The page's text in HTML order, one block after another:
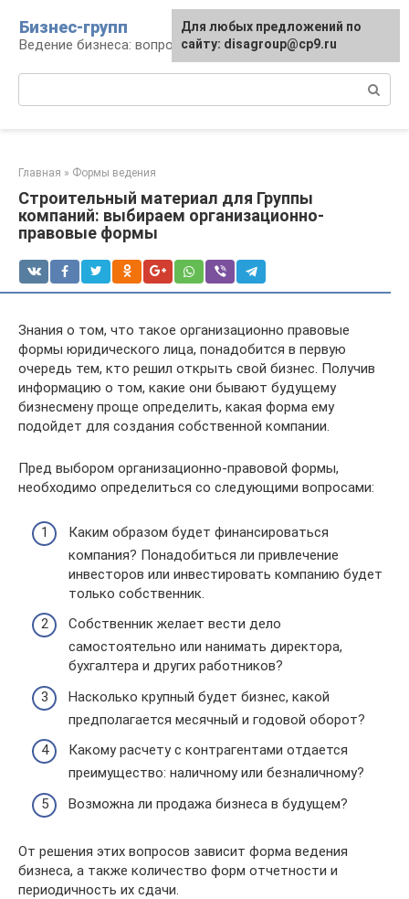
контенту
Бизнес-групп
Ведение бизнеса: вопросы, советы, проблемы
Главная » Формы ведения
Строительный материал для Группы
компаний: выбираем организационно-
правовые формы
Знания о том, что такое организационно правовые
формы юридического лица, понадобится в первую
очередь тем, кто решил открыть свой бизнес. Получив
информацию о том, какие они бывают будущему
бизнесмену проще определить, какая форма ему
подойдет для создания собственной компании.
Пред выбором организационно-правовой формы,
необходимо определиться со следующими вопросами:
Каким образом будет финансироваться
компания? Понадобиться ли привлечение
инвесторов или инвестировать компанию будет
только собственник.
Собственник желает вести дело
самостоятельно или нанимать директора,
бухгалтера и других работников?
Насколько крупный будет бизнес, какой
предполагается месячный и годовой оборот?
Какому расчету с контрагентами отдается
преимущество: наличному или безналичному?
Возможна ли продажа бизнеса в будущем?
От решения этих вопросов зависит форма ведения
бизнеса, а также количество форм отчетности и
периодичность их сдачи.
Для любых предложений по
сайту: disagroup@cp9.ru